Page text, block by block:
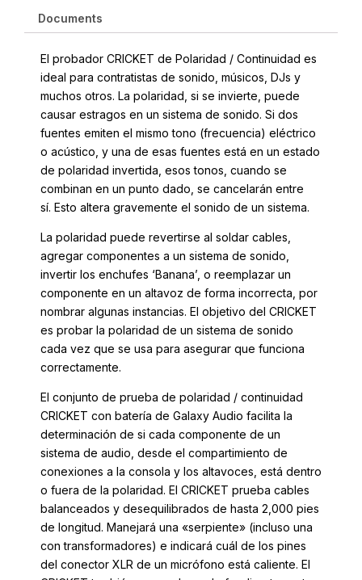
Documents
El probador CRICKET de Polaridad / Continuidad es
ideal para contratistas de sonido, músicos, DJs y
muchos otros. La polaridad, si se invierte, puede
causar estragos en un sistema de sonido. Si dos
fuentes emiten el mismo tono (frecuencia) eléctrico
o acústico, y una de esas fuentes está en un estado
de polaridad invertida, esos tonos, cuando se
combinan en un punto dado, se cancelarán entre
sí. Esto altera gravemente el sonido de un sistema.
La polaridad puede revertirse al soldar cables,
agregar componentes a un sistema de sonido,
invertir los enchufes ‘Banana’, o reemplazar un
componente en un altavoz de forma incorrecta, por
nombrar algunas instancias. El objetivo del CRICKET
es probar la polaridad de un sistema de sonido
cada vez que se usa para asegurar que funciona
correctamente.
El conjunto de prueba de polaridad / continuidad
CRICKET con batería de Galaxy Audio facilita la
determinación de si cada componente de un
sistema de audio, desde el compartimiento de
conexiones a la consola y los altavoces, está dentro
o fuera de la polaridad. El CRICKET prueba cables
balanceados y desequilibrados de hasta 2,000 pies
de longitud. Manejará una «serpiente» (incluso una
con transformadores) e indicará cuál de los pines
del conector XLR de un micrófono está caliente. El